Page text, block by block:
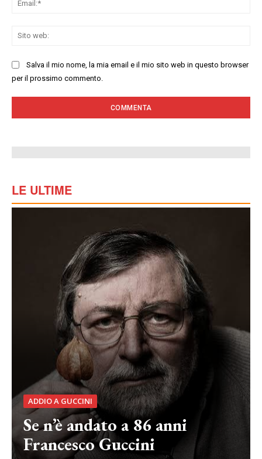
Salva il mio nome, la mia email e il mio sito web in questo browser
per il prossimo commento.
LE ULTIME
ADDIO A GUCCINI
Se n’è andato a 86 anni
Francesco Guccini